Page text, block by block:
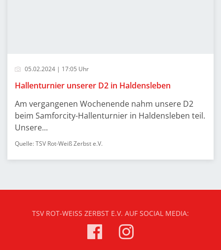
05.02.2024 | 17:05 Uhr
Hallenturnier unserer D2 in Haldensleben
Am vergangenen Wochenende nahm unsere D2
beim Samforcity-Hallenturnier in Haldensleben teil.
Unsere...
Quelle: TSV Rot-Weiß Zerbst e.V.
TSV ROT-WEISS ZERBST E.V. AUF SOCIAL MEDIA: